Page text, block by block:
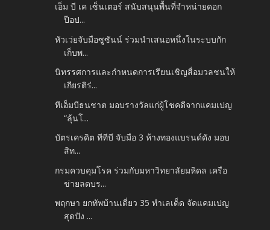
เอ็ม บี เค เซ็นเตอร์ สนับสนุนพื้นที่จำหน่ายดอก
ป๊อป...
หัวเว่ยจับมือซูซันน์ ร่วมนำเสนอหนึ่งในระบบกัก
เก็บพ...
นิทรรศการและกำหนดการเรียนเชิญสื่อมวลชนให้
เกียรติร่...
ทีเอ็มบีธนชาต มอบรางวัลแก่ผู้โชคดีจากแคมเปญ
“ลุ้นโ...
บัตรเครดิต ทีทีบี จับมือ 3 ห้างทองแบรนด์ดัง มอบ
สิท...
กรมควบคุมโรค ร่วมกับมหาวิทยาลัยมหิดล เครือ
ข่ายลดบร...
พฤกษา ยกทัพบ้านเดี่ยว 35 ทำเลเด็ด จัดแคมเปญ
สุดปัง ...